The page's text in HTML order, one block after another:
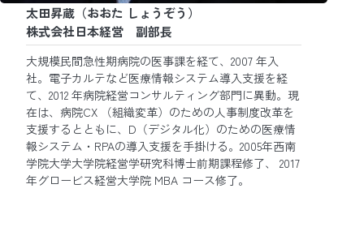
太田昇蔵（おおた しょうぞう）
株式会社日本経営 副部長
大規模民間急性期病院の医事課を経て、2007 年入
社。電子カルテなど医療情報システム導入支援を経
て、2012 年病院経営コンサルティング部門に異動。現
在は、病院CX （組織変革）のための人事制度改革を
支援するとともに、D（デジタル化）のための医療情
報システム・RPAの導入支援を手掛ける。2005年西南
学院大学大学院経営学研究科博士前期課程修了、 2017
年グロービス経営大学院 MBA コース修了。